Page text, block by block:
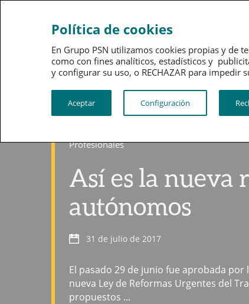
Ahorro
Profesionales
Así es la nueva
autónomos
31 de julio de 2017
El pasado 29 de junio fue aprobada por
nueva Ley de Reformas Urgentes del
propuestos ...
Política de cookies
En Grupo PSN utilizamos cookies propias y de
como con fines analíticos, estadísticos y
y configurar su uso, o RECHAZAR para impedir
Aceptar Configuración